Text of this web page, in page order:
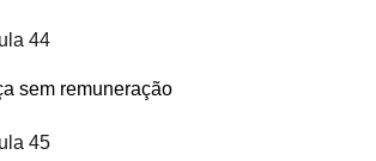
44
sem remuneração
45